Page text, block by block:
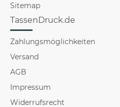
Sitemap
TassenDruck.de
Zahlungsmöglichkeiten
Versand
AGB
Impressum
Widerrufsrecht